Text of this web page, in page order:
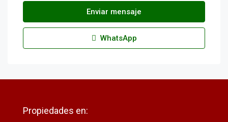
Enviar mensaje
WhatsApp
Propiedades en: